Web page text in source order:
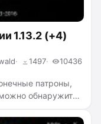
1.13.2 (+4)
1497
10436
патроны,
обнаружить